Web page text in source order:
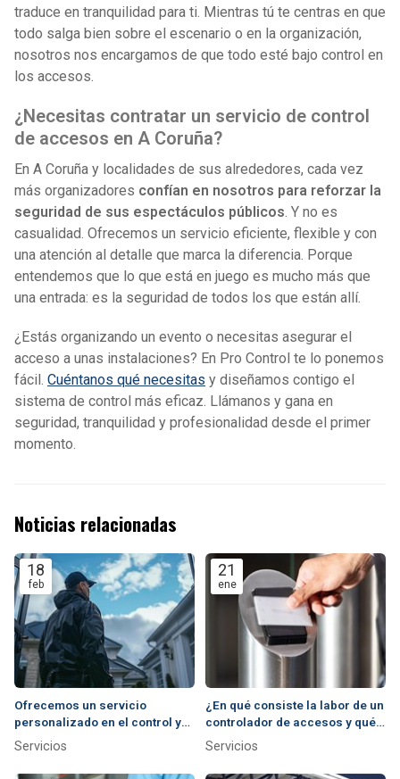
traduce en tranquilidad para ti. Mientras tú te centras en que
todo salga bien sobre el escenario o en la organización,
nosotros nos encargamos de que todo esté bajo control en
los accesos.
¿Necesitas contratar un servicio de control
de accesos en A Coruña?
En A Coruña y localidades de sus alrededores, cada vez
más organizadores confían en nosotros para reforzar la
seguridad de sus espectáculos públicos. Y no es
casualidad. Ofrecemos un servicio eficiente, flexible y con
una atención al detalle que marca la diferencia. Porque
entendemos que lo que está en juego es mucho más que
una entrada: es la seguridad de todos los que están allí.
¿Estás organizando un evento o necesitas asegurar el
acceso a unas instalaciones? En Pro Control te lo ponemos
fácil. Cuéntanos qué necesitas y diseñamos contigo el
sistema de control más eficaz. Llámanos y gana en
seguridad, tranquilidad y profesionalidad desde el primer
momento.
Noticias relacionadas
18
feb
Ofrecemos un servicio
personalizado en el control y
gestión auxiliar
Servicios
21
ene
¿En qué consiste la labor de un
controlador de accesos y qué
garantías le brindamos?
Servicios